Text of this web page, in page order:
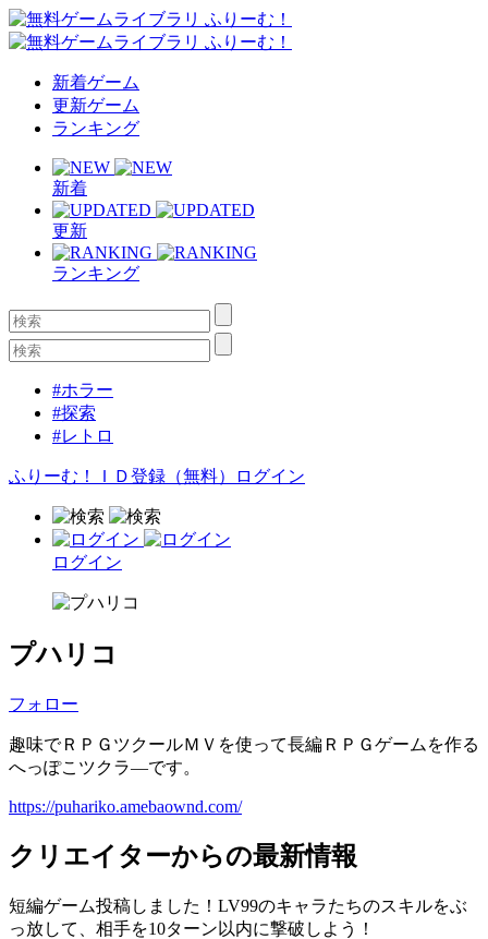
新着ゲーム
更新ゲーム
ランキング
新着
更新
ランキング
#ホラー
#探索
#レトロ
ふりーむ！ＩＤ登録（無料） ログイン
ログイン
プハリコ
フォロー
趣味でＲＰＧツクールＭＶを使って長編ＲＰＧゲームを作る
へっぽこツクラ―です。
https://puhariko.amebaownd.com/
クリエイターからの最新情報
短編ゲーム投稿しました！LV99のキャラたちのスキルをぶ
っ放して、相手を10ターン以内に撃破しよう！